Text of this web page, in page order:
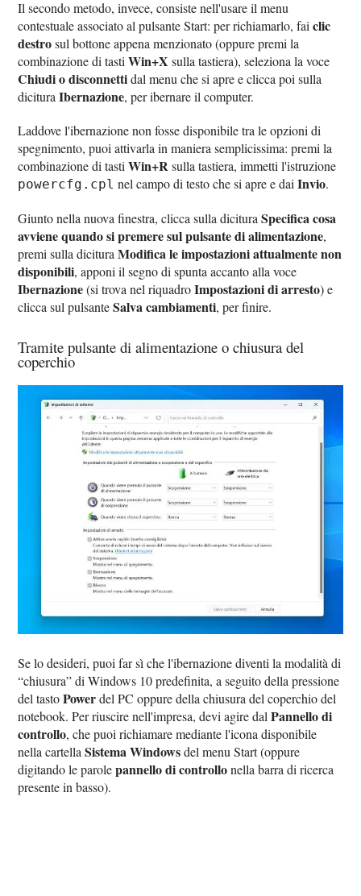
Il secondo metodo, invece, consiste nell'usare il menu
contestuale associato al pulsante Start: per richiamarlo, faiclic
destrosul bottone appena menzionato (oppure premi la
combinazione di tastiWin+X sulla tastiera), seleziona la voce
Chiudi o disconnettidal menu che si apre e clicca poi sulla
dicituraIbernazione, per ibernare il computer.
Laddove l'ibernazione non fosse disponibile tra le opzioni di
spegnimento, puoi attivarla in maniera semplicissima: premi la
combinazione di tastiWin+Rsulla tastiera, immetti l'istruzione
powercfg.cpl nel campo di testo che si apre e daiInvio.
Giunto nella nuova finestra, clicca sulla dicituraSpecifica cosa
avviene quando si premere sul pulsante di alimentazione,
premi sulla dicituraModifica le impostazioni attualmente non
disponibili, apponi il segno di spunta accanto alla voce
Ibernazione(si trova nel riquadroImpostazioni di arresto) e
clicca sul pulsanteSalva cambiamenti, per finire.
Tramite pulsante di alimentazione o chiusura del
coperchio
Se lo desideri, puoi far sì che l'ibernazione diventi la modalità di
“chiusura” di Windows 10 predefinita, a seguito della pressione
del tastoPowerdel PC oppure della chiusura del coperchio del
notebook. Per riuscire nell'impresa, devi agire dalPannello di
controllo, che puoi richiamare mediante l'icona disponibile
nella cartellaSistema Windowsdel menu Start (oppure
digitando le parolepannello di controllonella barra di ricerca
presente in basso).